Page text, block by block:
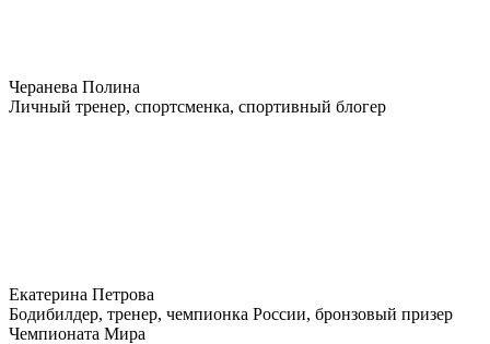
Черанева Полина
Личный тренер, спортсменка, спортивный блогер
Екатерина Петрова
Бодибилдер, тренер, чемпионка России, бронзовый призер
Чемпионата Мира